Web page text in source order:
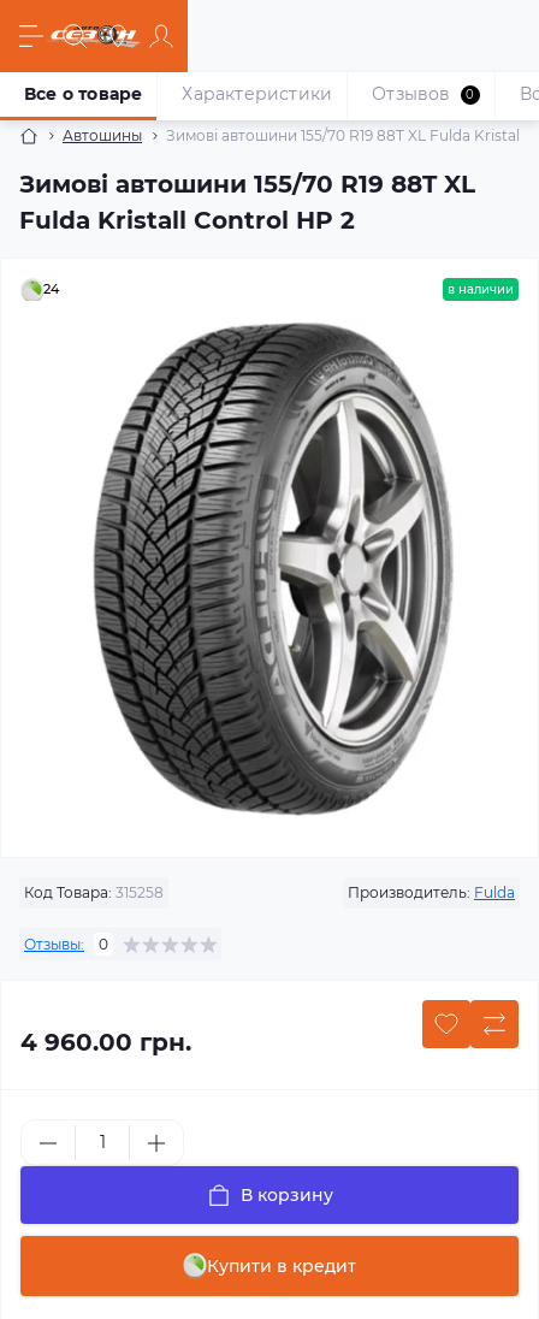
Автошины Зимові автошини 155/70 R19 88T XL Fulda Kristall
Зимові автошини 155/70 R19 88T XL
Fulda Kristall Control HP 2
Все о товаре Характеристики Отзывов 0
24 в наличии
Код Товара: 315258 Производитель: Fulda
Отзывы: 0
4 960.00 грн.
В корзину
Купити в кредит